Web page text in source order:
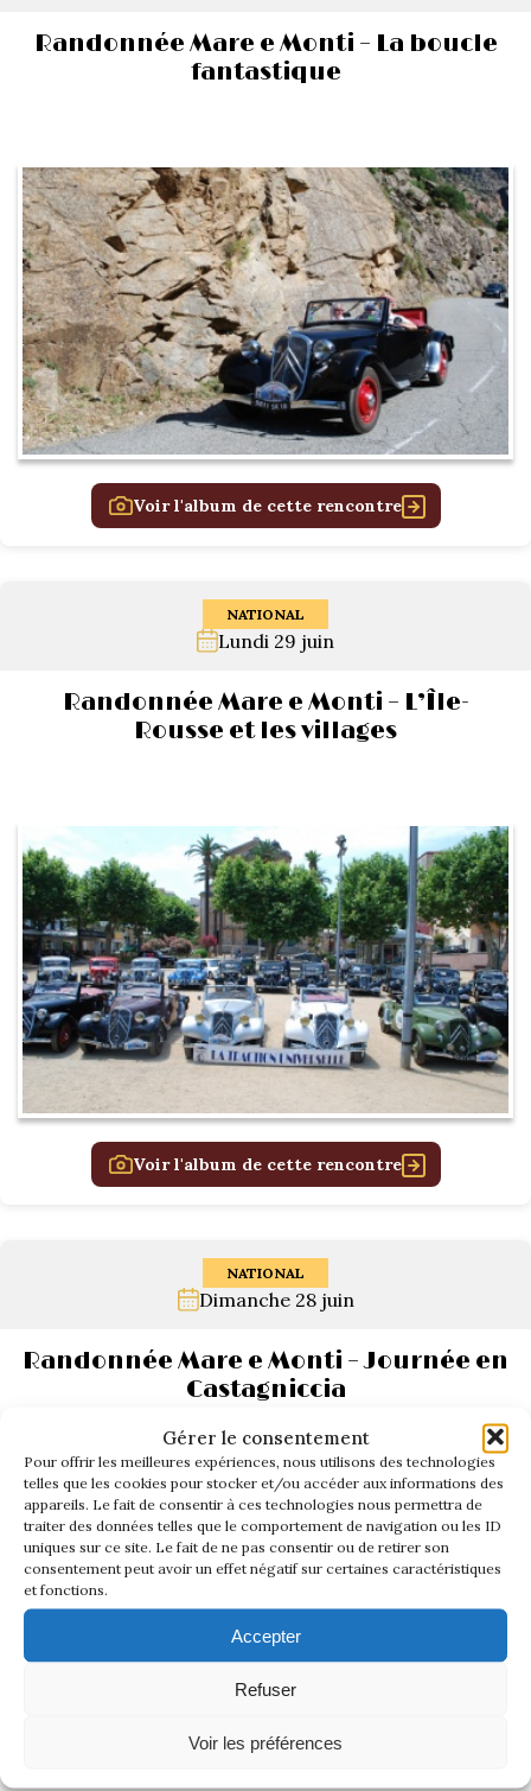
Gérer le consentement
Pour offrir les meilleures expériences, nous utilisons des technologies
telles que les cookies pour stocker et/ou accéder aux informations des
appareils. Le fait de consentir à ces technologies nous permettra de
traiter des données telles que le comportement de navigation ou les ID
uniques sur ce site. Le fait de ne pas consentir ou de retirer son
consentement peut avoir un effet négatif sur certaines caractéristiques
et fonctions.
Accepter
Refuser
Voir les préférences
Randonnée Mare e Monti – La boucle
fantastique
Voir l'album de cette rencontre
NATIONAL
Lundi 29 juin
Randonnée Mare e Monti – L’Île-
Rousse et les villages
Voir l'album de cette rencontre
NATIONAL
Dimanche 28 juin
Randonnée Mare e Monti – Journée en
Castagniccia